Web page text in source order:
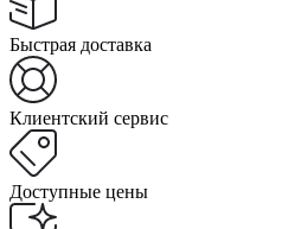
Быстрая доставка
Клиентский сервис
Доступные цены